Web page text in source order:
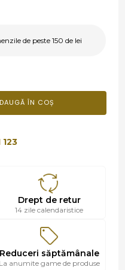
de peste 150 de lei
ÎN COȘ
Drept de retur
14 zile calendaristice
Reduceri săptămânale
La anumite game de produse